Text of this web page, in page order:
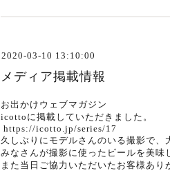
2020-03-10 13:10:00
メディア掲載情報
お出かけウェブマガジン
icottoに掲載していただきました。
https://icotto.jp/series/17
久しぶりにモデルさんのいる撮影で、
みなさんが撮影に使ったビールを美
また当日ご協力いただいたお客様あり